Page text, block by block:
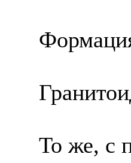
То же, с